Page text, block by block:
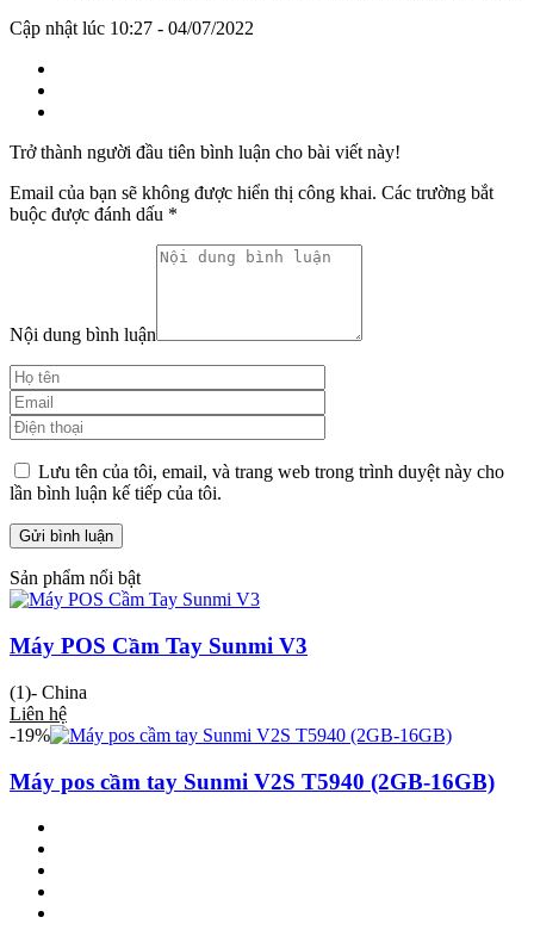
Cập nhật lúc 10:27 - 04/07/2022
Trở thành người đầu tiên bình luận cho bài viết này!
Email của bạn sẽ không được hiển thị công khai. Các trường bắt
buộc được đánh dấu *
Nội dung bình luận
Lưu tên của tôi, email, và trang web trong trình duyệt này cho
lần bình luận kế tiếp của tôi.
Sản phẩm nổi bật
Máy POS Cầm Tay Sunmi V3
(1)- China
Liên hệ
-19%
Máy pos cầm tay Sunmi V2S T5940 (2GB-16GB)